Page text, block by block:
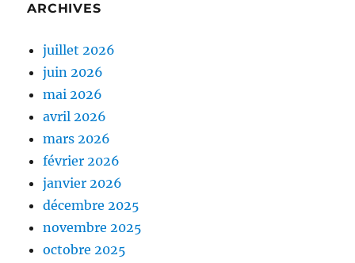
ARCHIVES
juillet 2026
juin 2026
mai 2026
avril 2026
mars 2026
février 2026
janvier 2026
décembre 2025
novembre 2025
octobre 2025